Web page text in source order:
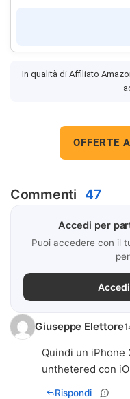
In qualità di Affiliato
OFFERTE
Commenti 47
Accedi per
Puoi accedere con il
Giuseppe Elettore
Quindi un iPhone
unthetered con
Rispondi